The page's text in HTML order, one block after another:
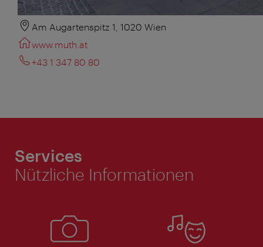
Am Augartenspitz 1, 1020 Wien
www.muth.at
+43 1 347 80 80
Services
Nützliche Informationen